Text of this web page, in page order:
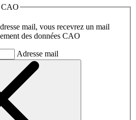
CAO
mail, vous recevrez un mail
des données CAO
Adresse mail